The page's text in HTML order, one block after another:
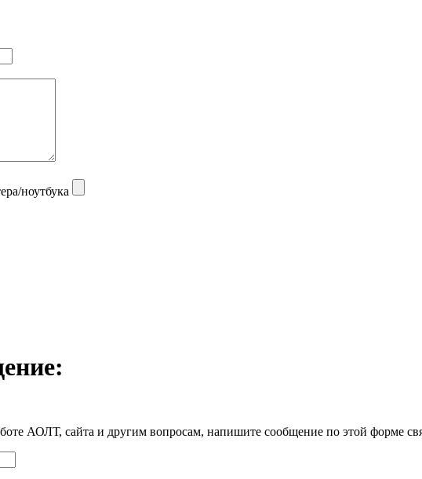
ноутбука
АОЛТ, сайта и другим вопросам, напишите сообщение по этой форме